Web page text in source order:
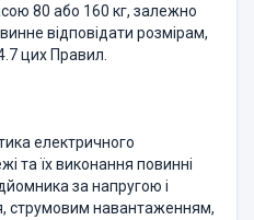
80 або 160 кг, залежно
відповідати розмірам,
цих Правил.
електричного
та їх виконання повинні
за напругою і
струмовим навантаженням,